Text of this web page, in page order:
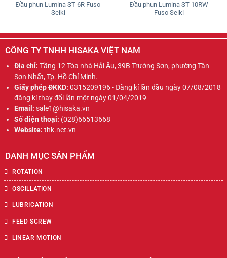
Đầu phun Lumina ST-6R Fuso
Seiki
Đầu phun Lumina ST-10RW
Fuso Seiki
CÔNG TY TNHH HISAKA VIỆT NAM
Địa chỉ: Tầng 12 Tòa nhà Hải Âu, 39B Trường Sơn, phường Tân
Sơn Nhất, Tp. Hồ Chí Minh.
Giấy phép ĐKKD: 0315209196 - Đăng kí lần đầu ngày 07/08/2018
đăng kí thay đổi lần một ngày 01/04/2019
Email: sale1@hisaka.vn
Số điện thoại: (028)66513668
Website: thk.net.vn
DANH MỤC SẢN PHẨM
ROTATION
OSCILLATION
LUBRICATION
FEED SCREW
LINEAR MOTION